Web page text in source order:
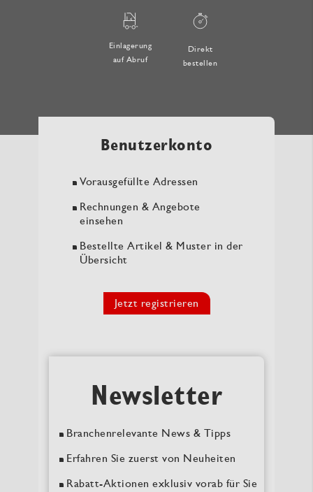
Einlagerung
auf Abruf
Direkt
bestellen
Newsletter
Branchenrelevante News & Tipps
Erfahren Sie zuerst von Neuheiten
Rabatt-Aktionen exklusiv vorab für Sie
Benutzerkonto
Vorausgefüllte Adressen
Rechnungen & Angebote
einsehen
Bestellte Artikel & Muster in der
Übersicht
Jetzt registrieren